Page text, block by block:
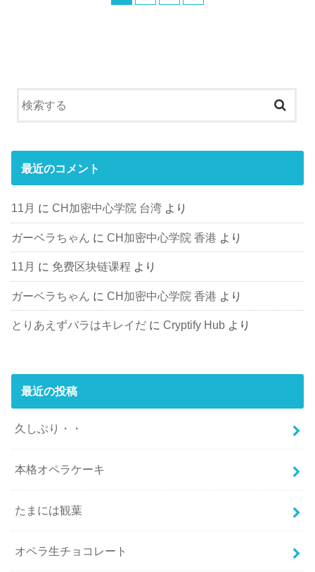
最近のコメント
11月 にCH加密中心学院 台湾 より
ガーベラちゃん にCH加密中心学院 香港 より
11月 に 免费区块链课程 より
ガーベラちゃん にCH加密中心学院 香港 より
とりあえずバラはキレイだ にCryptify Hub より
最近の投稿
久しぶり・・
本格オペラケーキ
たまには観葉
オペラ生チョコレート